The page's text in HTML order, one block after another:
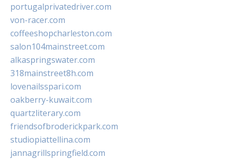
portugalprivatedriver.com
von-racer.com
coffeeshopcharleston.com
salon104mainstreet.com
alkaspringswater.com
318mainstreet8h.com
lovenailsspari.com
oakberry-kuwait.com
quartzliterary.com
friendsofbroderickpark.com
studiopiattellina.com
jannagrillspringfield.com